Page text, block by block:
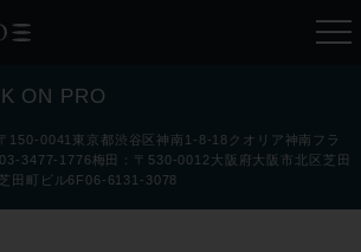
ON PRO
150-0041東京都渋谷区神南1-8-18クオリア神南フラ
3477-1776梅田：〒530-0012大阪府大阪市北区芝田
田町ビル6F06-6131-3078